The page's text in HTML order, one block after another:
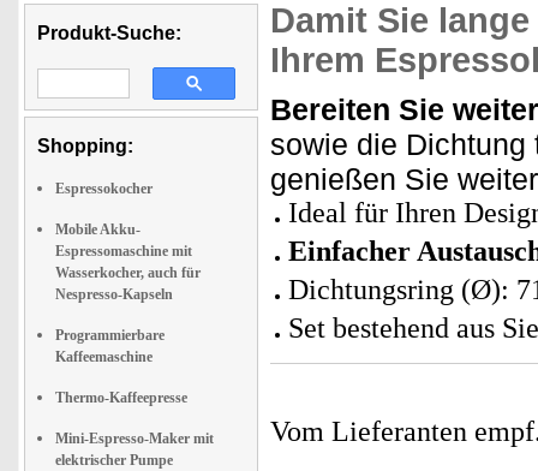
Produkt-Suche:
Shopping:
Espressokocher
Mobile Akku-
Espressomaschine mit
Wasserkocher, auch für
Nespresso-Kapseln
Programmierbare
Kaffeemaschine
Thermo-Kaffeepresse
Mini-Espresso-Maker mit
elektrischer Pumpe
Damit Sie
Ihrem
Bereiten Sie
sowie die
genießen Sie
Ideal für Ihren
Einfacher
Dichtungsring (Ø):
Set bestehend aus
Vom Lieferanten